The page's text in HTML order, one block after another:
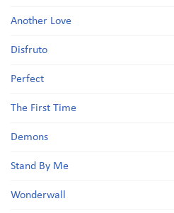
Another Love
Disfruto
Perfect
The First Time
Demons
Stand By Me
Wonderwall